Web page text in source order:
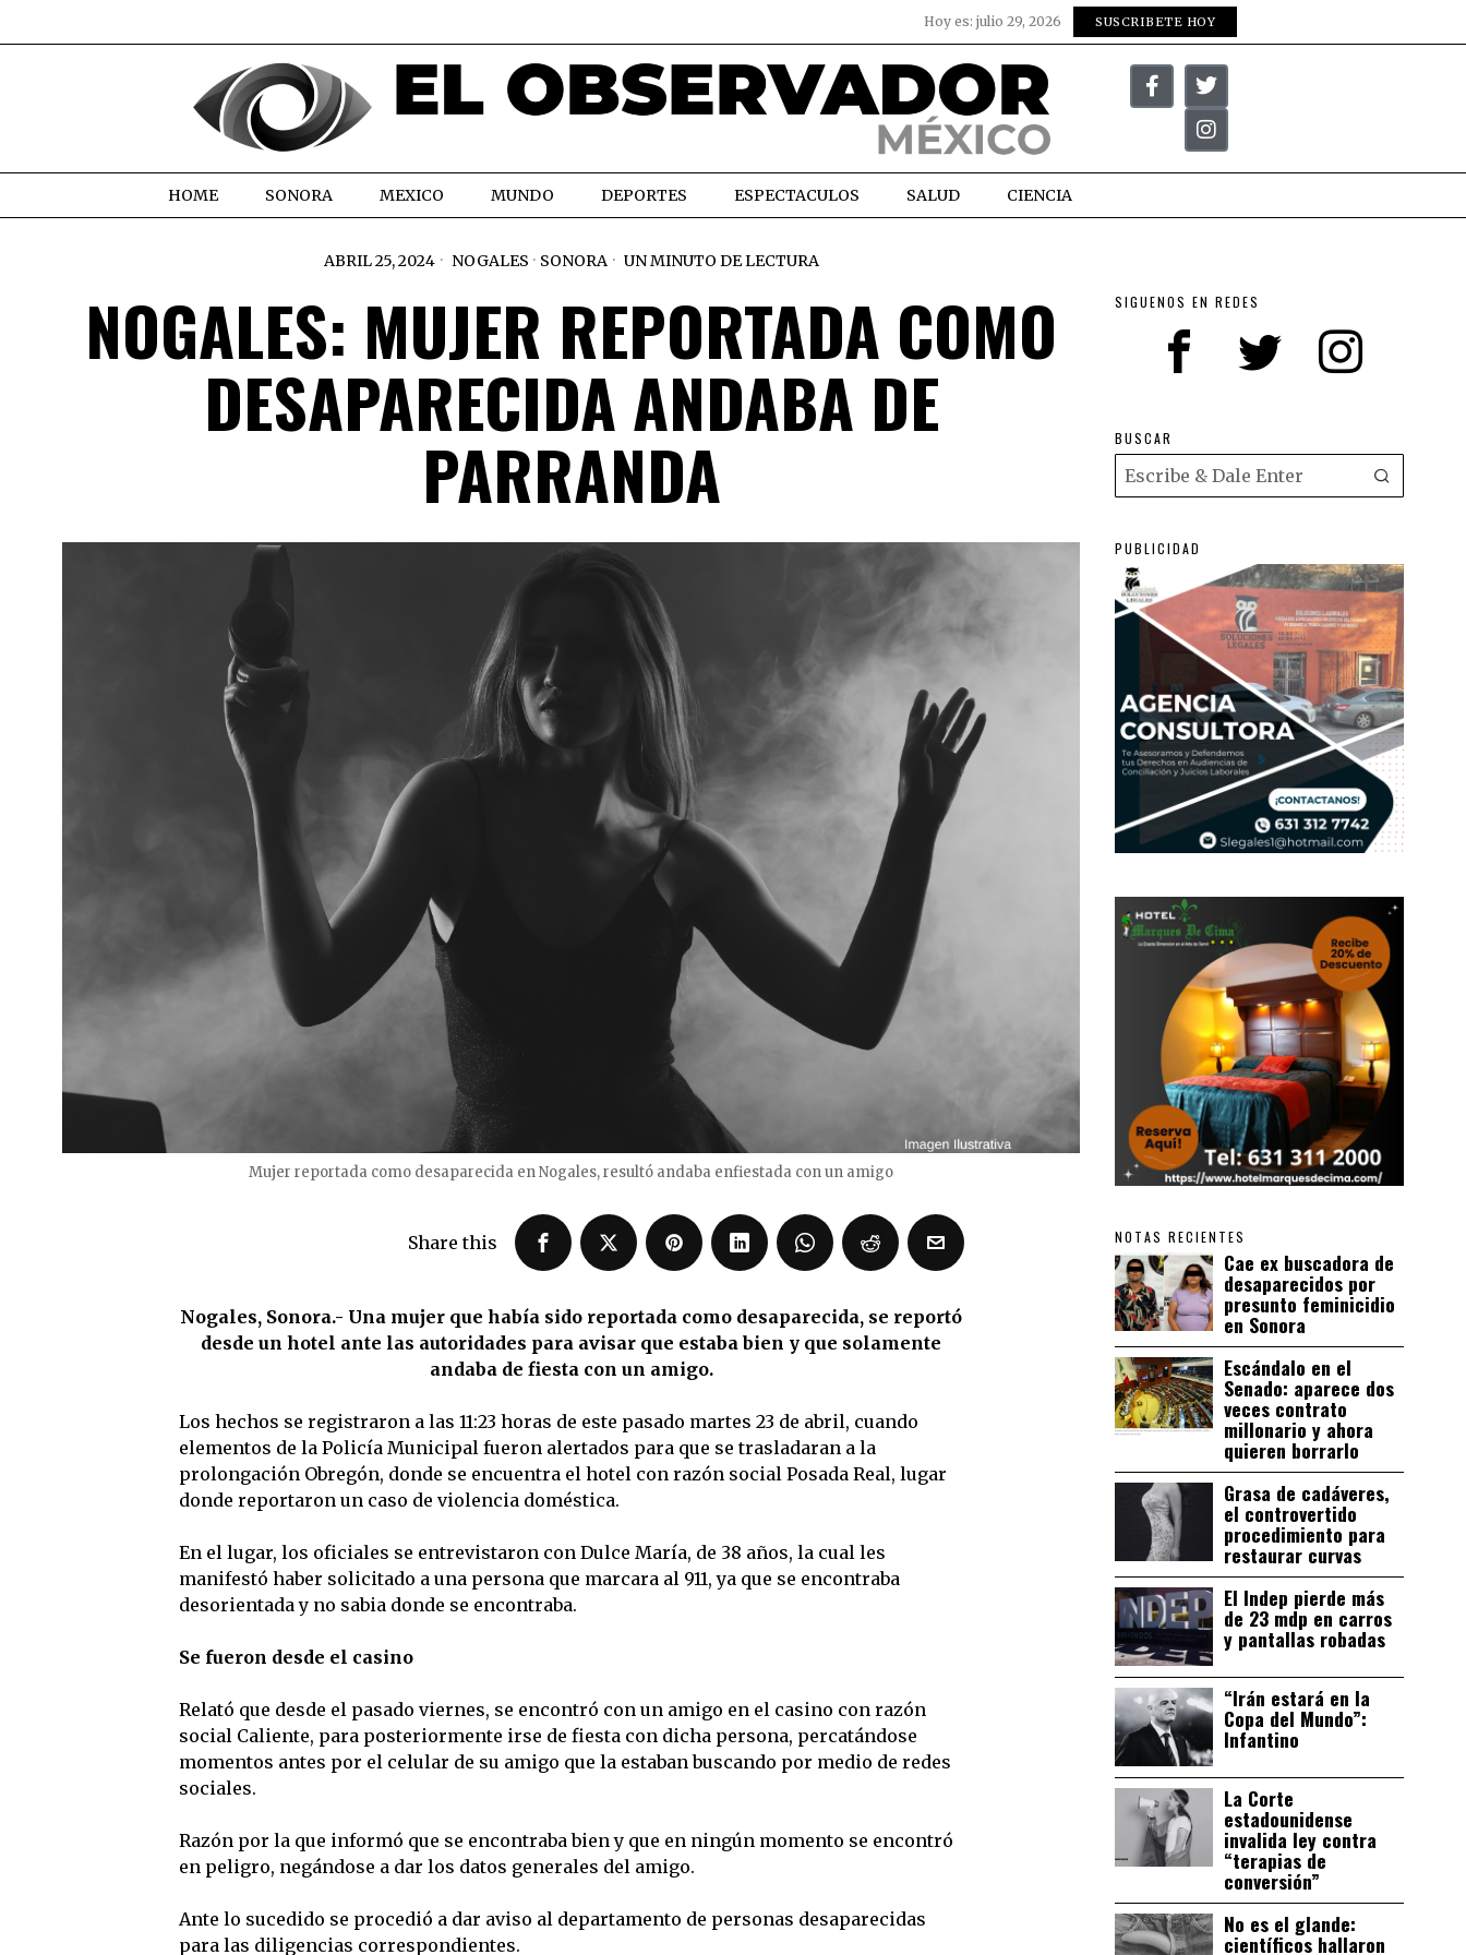
Hoy es: julio 29, 2026 SUSCRIBETE HOY
HOME SONORA MEXICO MUNDO DEPORTES ESPECTACULOS SALUD CIENCIA
ABRIL 25, 2024 NOGALES · SONORA UN MINUTO DE LECTURA
NOGALES: MUJER REPORTADA COMO
DESAPARECIDA ANDABA DE
PARRANDA
Mujer reportada como desaparecida en Nogales, resultó andaba enfiestada con un amigo
Share this
Nogales, Sonora.- Una mujer que había sido reportada como desaparecida, se reportó
desde un hotel ante las autoridades para avisar que estaba bien y que solamente
andaba de fiesta con un amigo.
Los hechos se registraron a las 11:23 horas de este pasado martes 23 de abril, cuando
elementos de la Policía Municipal fueron alertados para que se trasladaran a la
prolongación Obregón, donde se encuentra el hotel con razón social Posada Real, lugar
donde reportaron un caso de violencia doméstica.
En el lugar, los oficiales se entrevistaron con Dulce María, de 38 años, la cual les
manifestó haber solicitado a una persona que marcara al 911, ya que se encontraba
desorientada y no sabia donde se encontraba.
Se fueron desde el casino
Relató que desde el pasado viernes, se encontró con un amigo en el casino con razón
social Caliente, para posteriormente irse de fiesta con dicha persona, percatándose
momentos antes por el celular de su amigo que la estaban buscando por medio de redes
sociales.
Razón por la que informó que se encontraba bien y que en ningún momento se encontró
en peligro, negándose a dar los datos generales del amigo.
Ante lo sucedido se procedió a dar aviso al departamento de personas desaparecidas
para las diligencias correspondientes.
SIGUENOS EN REDES
BUSCAR
PUBLICIDAD
NOTAS RECIENTES
Cae ex buscadora de
desaparecidos por
presunto feminicidio
en Sonora
Escándalo en el
Senado: aparece dos
veces contrato
millonario y ahora
quieren borrarlo
Grasa de cadáveres,
el controvertido
procedimiento para
restaurar curvas
El Indep pierde más
de 23 mdp en carros
y pantallas robadas
“Irán estará en la
Copa del Mundo”:
Infantino
La Corte
estadounidense
invalida ley contra
“terapias de
conversión”
No es el glande:
científicos hallaron